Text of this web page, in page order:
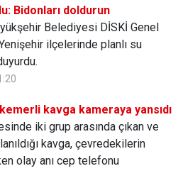
Bidonları doldurun
Belediyesi DİSKİ Genel
ilçelerinde planlı su
kavga kameraya yansıdı
iki grup arasında çıkan ve
kavga, çevredekilerin
olay anı cep telefonu